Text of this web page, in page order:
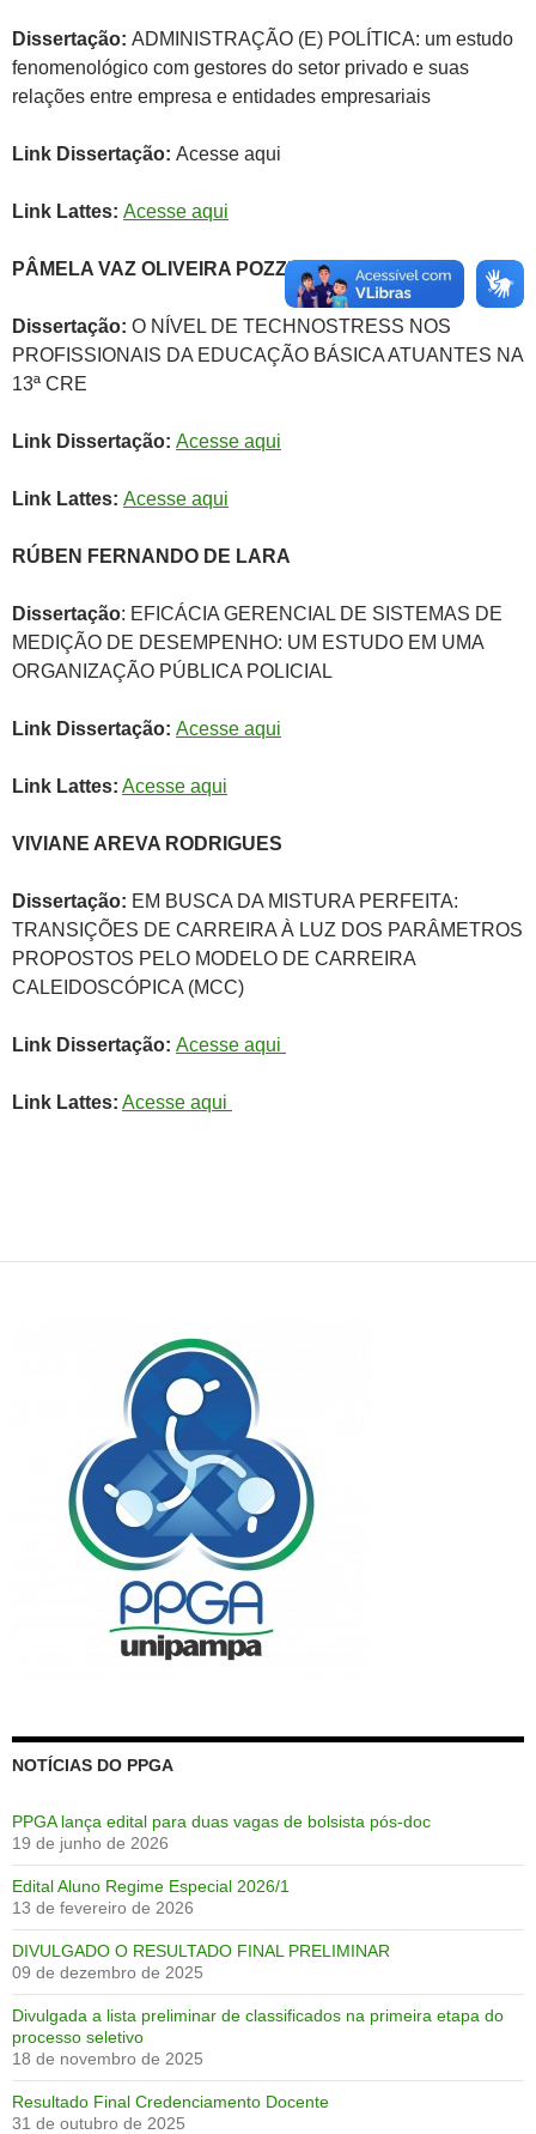
Dissertação: ADMINISTRAÇÃO (E) POLÍTICA: um estudo
fenomenológico com gestores do setor privado e suas
relações entre empresa e entidades empresariais
Link Dissertação: Acesse aqui
Link Lattes: Acesse aqui
PÂMELA VAZ OLIVEIRA POZZEBON
Dissertação: O NÍVEL DE TECHNOSTRESS NOS
PROFISSIONAIS DA EDUCAÇÃO BÁSICA ATUANTES NA
13ª CRE
Link Dissertação: Acesse aqui
Link Lattes: Acesse aqui
RÚBEN FERNANDO DE LARA
Dissertação: EFICÁCIA GERENCIAL DE SISTEMAS DE
MEDIÇÃO DE DESEMPENHO: UM ESTUDO EM UMA
ORGANIZAÇÃO PÚBLICA POLICIAL
Link Dissertação: Acesse aqui
Link Lattes: Acesse aqui
VIVIANE AREVA RODRIGUES
Dissertação: EM BUSCA DA MISTURA PERFEITA:
TRANSIÇÕES DE CARREIRA À LUZ DOS PARÂMETROS
PROPOSTOS PELO MODELO DE CARREIRA
CALEIDOSCÓPICA (MCC)
Link Dissertação: Acesse aqui
Link Lattes: Acesse aqui
NOTÍCIAS DO PPGA
PPGA lança edital para duas vagas de bolsista pós-doc
19 de junho de 2026
Edital Aluno Regime Especial 2026/1
13 de fevereiro de 2026
DIVULGADO O RESULTADO FINAL PRELIMINAR
09 de dezembro de 2025
Divulgada a lista preliminar de classificados na primeira etapa do
processo seletivo
18 de novembro de 2025
Resultado Final Credenciamento Docente
31 de outubro de 2025